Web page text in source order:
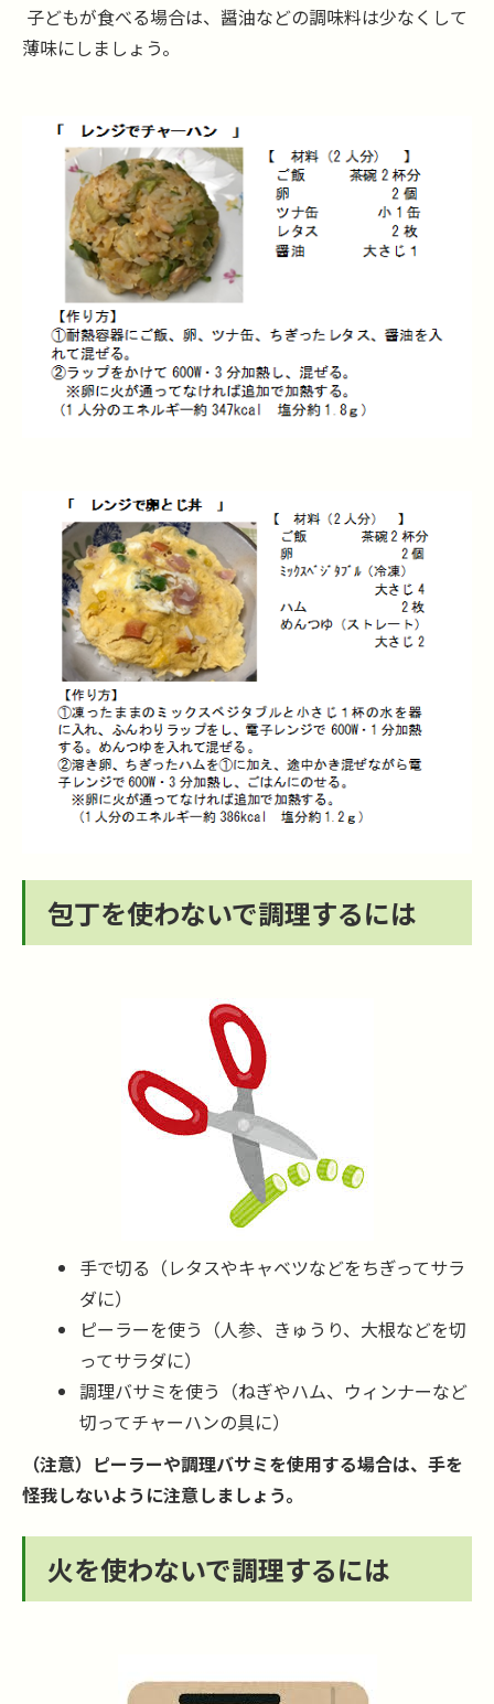
子どもが食べる場合は、醤油などの調味料は少なくして
薄味にしましょう。
包丁を使わないで調理するには
手で切る（レタスやキャベツなどをちぎってサラ
ダに）
ピーラーを使う（人参、きゅうり、大根などを切
ってサラダに）
調理バサミを使う（ねぎやハム、ウィンナーなど
切ってチャーハンの具に）
（注意）ピーラーや調理バサミを使用する場合は、手を
怪我しないように注意しましょう。
火を使わないで調理するには